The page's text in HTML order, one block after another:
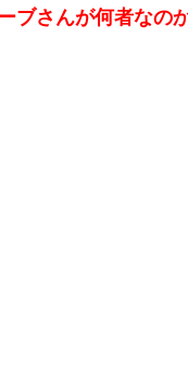
ブさんが何者なの